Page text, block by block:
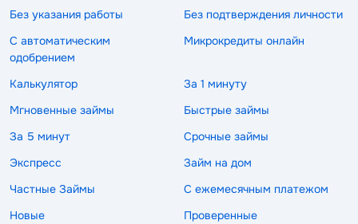
Без указания работы
Без подтверждения личности
С автоматическим
одобрением
Микрокредиты онлайн
Калькулятор
За 1 минуту
Мгновенные займы
Быстрые займы
За 5 минут
Срочные займы
Экспресс
Займ на дом
Частные Займы
С ежемесячным платежом
Новые
Проверенные